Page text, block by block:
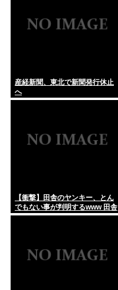
産経新聞、東北で新聞発行休止
へ
【衝撃】田舎のヤンキー、とん
でもない事が判明するwww 田舎
のマイルドヤンキーって何であ